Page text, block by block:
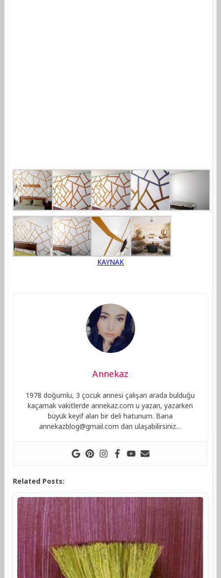
KAYNAK
Annekaz
1978 doğumlu, 3 çocuk annesi çalışan arada bulduğu
kaçamak vakitlerde annekaz.com u yazan, yazarken
büyük keyif alan bir deli hatunum. Bana
annekazblog@gmail.com dan ulaşabilirsiniz…
Related Posts: